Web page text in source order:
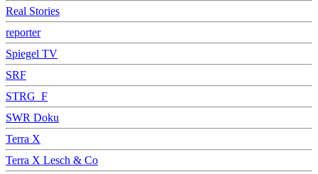
Real Stories
reporter
Spiegel TV
SRF
STRG_F
SWR Doku
Terra X
Terra X Lesch & Co